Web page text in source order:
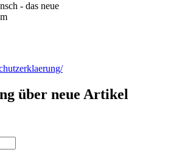
- das neue
über neue Artikel